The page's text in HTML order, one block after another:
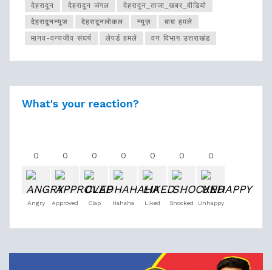
देहरादून
देहरादून जंगल
देहरादून_ताजा_खबर_वीडियो
देहरादूनन्यूज
देहरादूनलोकल न्यूज़
बाघ हमले
मानव-वन्यजीव संघर्ष
लेपर्ड हमले वन विभाग उत्तराखंड
What's your reaction?
0
Angry
0
Approved
0
Clap
0
Hahaha
0
Liked
0
Shocked
0
Unhappy